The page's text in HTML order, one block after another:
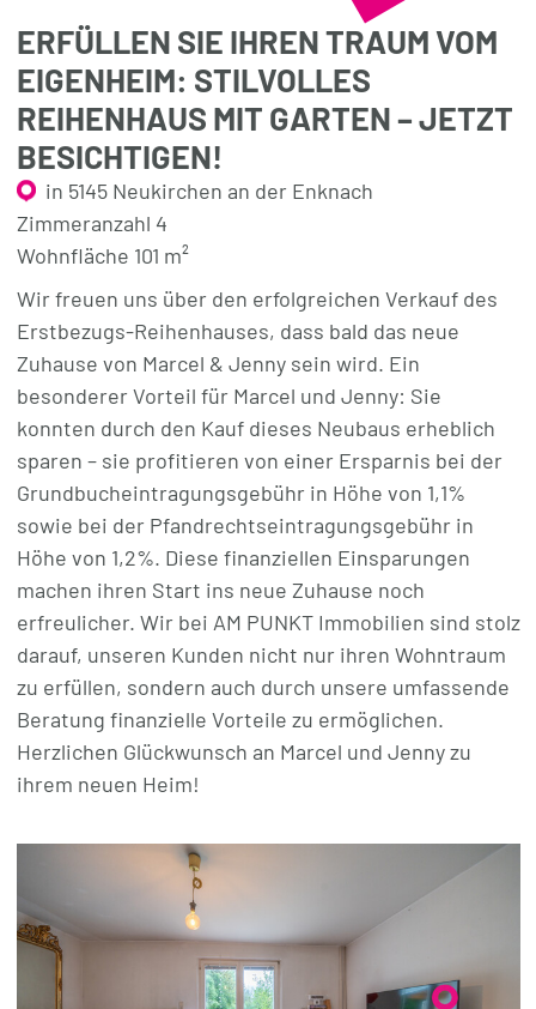
ERFÜLLEN SIE IHREN TRAUM VOM
EIGENHEIM: STILVOLLES
REIHENHAUS MIT GARTEN – JETZT
BESICHTIGEN!
in 5145 Neukirchen an der Enknach
Zimmeranzahl 4
Wohnfläche 101 m²
Wir freuen uns über den erfolgreichen Verkauf des
Erstbezugs-Reihenhauses, dass bald das neue
Zuhause von Marcel & Jenny sein wird. Ein
besonderer Vorteil für Marcel und Jenny: Sie
konnten durch den Kauf dieses Neubaus erheblich
sparen – sie profitieren von einer Ersparnis bei der
Grundbucheintragungsgebühr in Höhe von 1,1%
sowie bei der Pfandrechtseintragungsgebühr in
Höhe von 1,2%. Diese finanziellen Einsparungen
machen ihren Start ins neue Zuhause noch
erfreulicher. Wir bei AM PUNKT Immobilien sind stolz
darauf, unseren Kunden nicht nur ihren Wohntraum
zu erfüllen, sondern auch durch unsere umfassende
Beratung finanzielle Vorteile zu ermöglichen.
Herzlichen Glückwunsch an Marcel und Jenny zu
ihrem neuen Heim!